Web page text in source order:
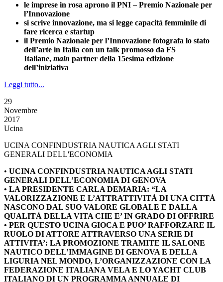
le imprese in rosa aprono il PNI – Premio Nazionale per
l’Innovazione
si scrive innovazione, ma si legge capacità femminile di
fare ricerca e startup
il Premio Nazionale per l’Innovazione fotografa lo stato
dell’arte in Italia con un talk promosso da FS
Italiane, main partner della 15esima edizione
dell’iniziativa
Leggi tutto...
29
Novembre
2017
Ucina
UCINA CONFINDUSTRIA NAUTICA AGLI STATI
GENERALI DELL'ECONOMIA
• UCINA CONFINDUSTRIA NAUTICA AGLI STATI
GENERALI DELL’ECONOMIA DI GENOVA
• LA PRESIDENTE CARLA DEMARIA: “LA
VALORIZZAZIONE E L’ATTRATTIVITÀ DI UNA CITTÀ
NASCONO DAL SUO VALORE GLOBALE E DALLA
QUALITÀ DELLA VITA CHE E’ IN GRADO DI OFFRIRE
• PER QUESTO UCINA GIOCA E PUO’ RAFFORZARE IL
RUOLO DI ATTORE ATTRAVERSO UNA SERIE DI
ATTIVITA’: LA PROMOZIONE TRAMITE IL SALONE
NAUTICO DELL’IMMAGINE DI GENOVA E DELLA
LIGURIA NEL MONDO, L’ORGANIZZAZIONE CON LA
FEDERAZIONE ITALIANA VELA E LO YACHT CLUB
ITALIANO DI UN PROGRAMMA ANNUALE DI